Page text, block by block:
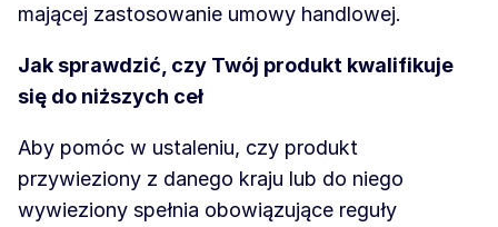
mającej zastosowanie umowy handlowej.
Jak sprawdzić, czy Twój produkt kwalifikuje
się do niższych ceł
Aby pomóc w ustaleniu, czy produkt
przywieziony z danego kraju lub do niego
wywieziony spełnia obowiązujące reguły